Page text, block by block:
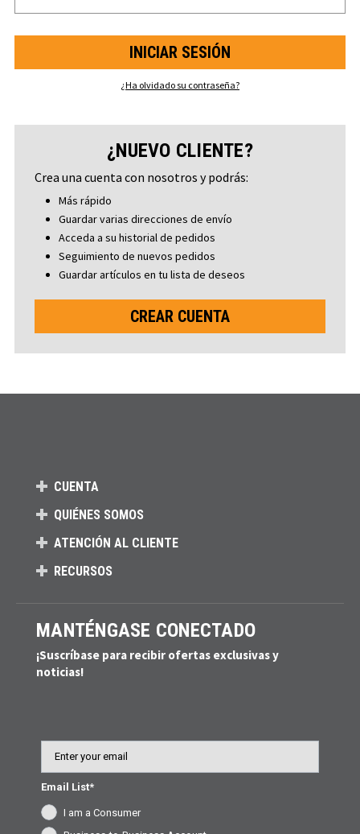
¿Ha olvidado su contraseña?
¿NUEVO CLIENTE?
Crea una cuenta con nosotros y podrás:
Más rápido
Guardar varias direcciones de envío
Acceda a su historial de pedidos
Seguimiento de nuevos pedidos
Guardar artículos en tu lista de deseos
CREAR CUENTA
CUENTA
QUIÉNES SOMOS
ATENCIÓN AL CLIENTE
RECURSOS
MANTÉNGASE CONECTADO
¡Suscríbase para recibir ofertas exclusivas y
noticias!
Email List*
I am a Consumer